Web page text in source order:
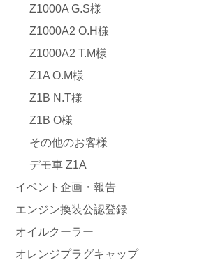
Z1000A G.S様
Z1000A2 O.H様
Z1000A2 T.M様
Z1A O.M様
Z1B N.T様
Z1B O様
その他のお客様
デモ車 Z1A
イベント企画・報告
エンジン換装公認登録
オイルクーラー
オレンジプラグキャップ